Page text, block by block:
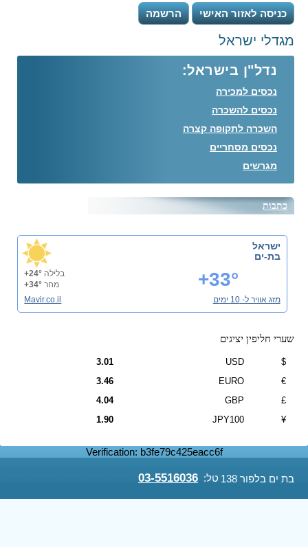
כניסה לאזור האישי הרשמה
מגדלי ישראל
בת ים בלפור 138 טל: 03-5516036
נדל"ן בישראל:
נכסים למכירה
נכסים להשכרה
השכרה לתקופה קצרה
נכסים מסחריים
מגרשים
כתבות
ישראל
בת-ים
+33° בלילה +24°
מחר +34°
מזג אוויר ל- 10 ימים
Mavir.co.il
שערי חליפין יציגים
$
USD
3.01
€
EURO
3.46
£
GBP
4.04
¥
JPY100
1.90
Verification: b3fe79c425eacc6f